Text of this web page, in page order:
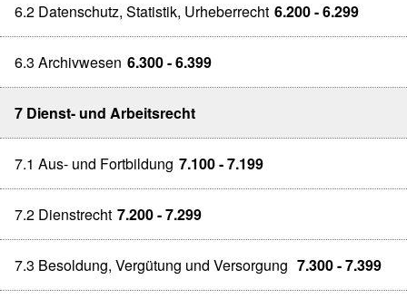
6.2 Datenschutz, Statistik, Urheberrecht 6.200 - 6.299
6.3 Archivwesen 6.300 - 6.399
7 Dienst- und Arbeitsrecht
7.1 Aus- und Fortbildung 7.100 - 7.199
7.2 Dienstrecht 7.200 - 7.299
7.3 Besoldung, Vergütung und Versorgung 7.300 - 7.399